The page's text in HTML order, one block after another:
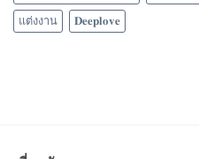
แต่งงาน 𝐃𝐞𝐞𝐩𝐥𝐨𝐯𝐞